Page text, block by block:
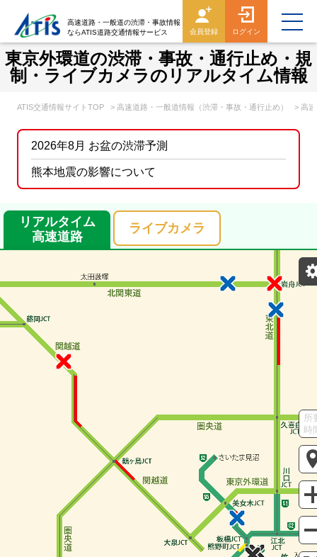
高速道路・一般道の渋滞・事故情報
ならATIS道路交通情報サービス
会員登録 ログイン
東京外環道の渋滞・事故・通行止め・規
制・ライブカメラのリアルタイム情報
ATIS交通情報サイトTOP > 高速道路・一般道情報（渋滞・事故・通行止め） > 高
2026年8月 お盆の渋滞予測
熊本地震の影響について
リアルタイム
高速道路
ライブカメラ
所
時
表示設定
規制情報
パーキングエリア
駐車場の満車/空車状況
混雑 空車 閉鎖
未提供・不明
ライブカメラ
一般公開中